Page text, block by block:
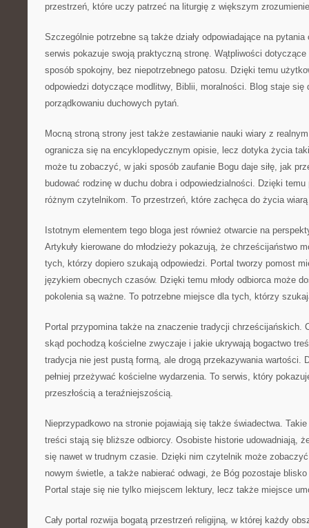
przestrzeń, które uczy patrzeć na liturgię z większym
Szczególnie potrzebne są także działy odpowiadające na pytania
serwis pokazuje swoją praktyczną stronę. Wątpliwości
sposób spokojny, bez niepotrzebnego patosu. Dzięki temu
odpowiedzi dotyczące modlitwy, Biblii, moralności. Blog staje się
porządkowaniu duchowych pytań.
Mocną stroną strony jest także zestawianie nauki wiary z
ogranicza się na encyklopedycznym opisie, lecz dotyka życia
może tu zobaczyć, w jaki sposób zaufanie Bogu daje siłę, jak
budować rodzinę w duchu dobra i odpowiedzialności. Dzięki
różnym czytelnikom. To przestrzeń, które zachęca do życia
Istotnym elementem tego bloga jest również otwarcie na
Artykuły kierowane do młodzieży pokazują, że chrześcijaństwo
tych, którzy dopiero szukają odpowiedzi. Portal tworzy pomost
językiem obecnych czasów. Dzięki temu młody odbiorca może
pokolenia są ważne. To potrzebne miejsce dla tych, którzy
Portal przypomina także na znaczenie tradycji chrześcijańskich.
skąd pochodzą kościelne zwyczaje i jakie ukrywają bogactwo
tradycja nie jest pustą formą, ale drogą przekazywania wartości.
pełniej przeżywać kościelne wydarzenia. To serwis, który
przeszłością a teraźniejszością.
Nieprzypadkowo na stronie pojawiają się także świadectwa.
treści stają się bliższe odbiorcy. Osobiste historie udowadniają,
się nawet w trudnym czasie. Dzięki nim czytelnik może zobaczyć
nowym świetle, a także nabierać odwagi, że Bóg pozostaje
Portal staje się nie tylko miejscem lektury, lecz także miejsce
Cały portal rozwija bogatą przestrzeń religijną, w której każdy